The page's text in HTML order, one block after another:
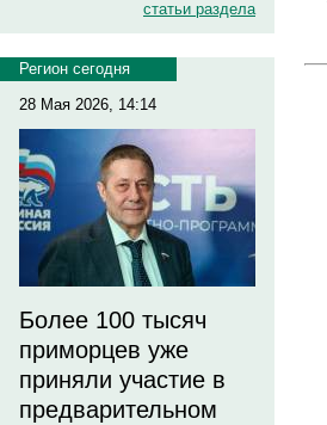
статьи раздела
Регион сегодня
28 Мая 2026, 14:14
Более 100 тысяч
приморцев уже
приняли участие в
предварительном